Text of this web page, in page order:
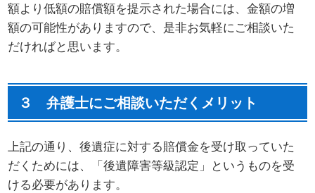
額より低額の賠償額を提示された場合には、金額の増
額の可能性がありますので、是非お気軽にご相談いた
だければと思います。
３ 弁護士にご相談いただくメリット
上記の通り、後遺症に対する賠償金を受け取っていた
だくためには、「後遺障害等級認定」というものを受
ける必要があります。